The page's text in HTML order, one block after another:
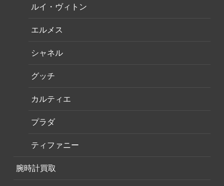
ルイ・ヴィトン
エルメス
シャネル
グッチ
カルティエ
プラダ
ティファニー
腕時計買取